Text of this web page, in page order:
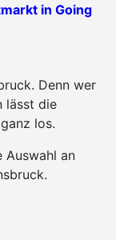
in Going
Denn wer
lässt die
los.
Auswahl an